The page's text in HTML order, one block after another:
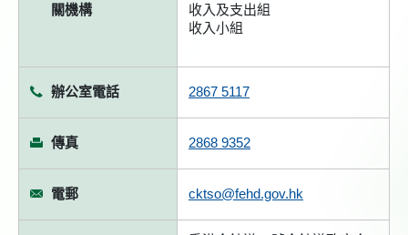
關機構
收入及支出組
收入小組
辦公室電話 2867 5117
傳真 2868 9352
電郵 cktso@fehd.gov.hk